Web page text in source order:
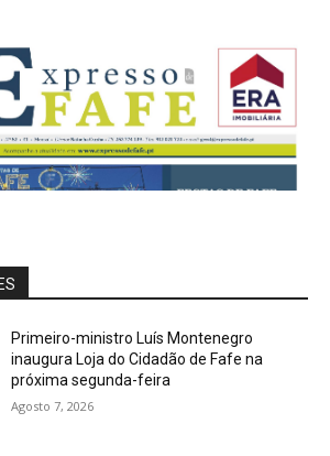
Primeiro-ministro Luís Montenegro
inaugura Loja do Cidadão de Fafe na
próxima segunda-feira
Agosto 7, 2026